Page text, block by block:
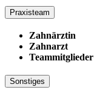
Praxisteam
Zahnärztin
Zahnarzt
Teammitglieder
Sonstiges